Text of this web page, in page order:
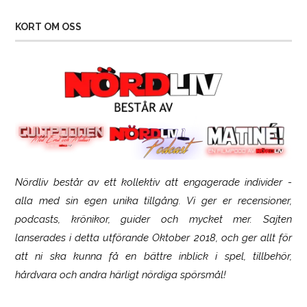
KORT OM OSS
Nördliv består av ett kollektiv att engagerade individer -
alla med sin egen unika tillgång. Vi ger er recensioner,
podcasts, krönikor, guider och mycket mer. Sajten
lanserades i detta utförande Oktober 2018, och ger allt för
att ni ska kunna få en bättre inblick i spel, tillbehör,
hårdvara och andra härligt nördiga spörsmål!
SCUF Gaming Omega